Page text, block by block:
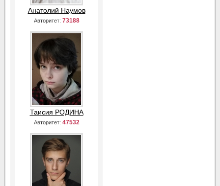
Анатолий Наумов
Авторитет: 73188
Таисия РОДИНА
Авторитет: 47532